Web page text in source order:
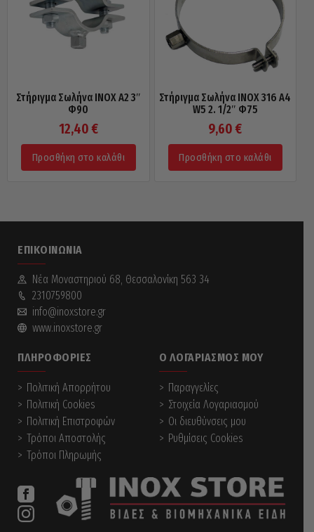
Στήριγμα Σωλήνα INOX A2 3″
Φ90
12,40 €
Προσθήκη στο καλάθι
Στήριγμα Σωλήνα INOX 316 A4
W5 2. 1/2″ Φ75
9,60€
Προσθήκη στο καλάθι
ΕΠΙΚΟΙΝΩΝΊΑ
Νέα Mοναστηριού 68, Θεσσαλονίκη 563 34
2310759800
info@inoxstore.gr
www.inoxstore.gr
ΠΛΗΡΟΦΟΡΊΕΣ
Πολιτική Απορρήτου
Πολιτική Cookies
Πολιτική Επιστροφών
Τρόποι Αποστολής
Τρόποι Πληρωμής
Ο ΛΟΓΑΡΙΑΣΜΌΣ ΜΟΥ
Παραγγελίες
Στοιχεία Λογαριασμού
Οι διευθύνσεις μου
Ρυθμίσεις Cookies